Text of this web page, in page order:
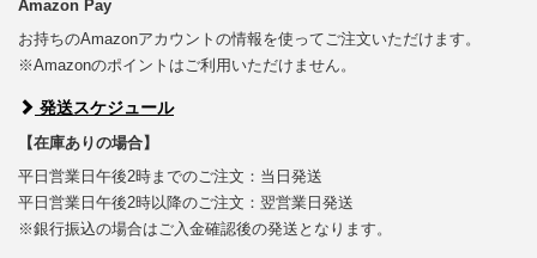
Amazon Pay
お持ちのAmazonアカウントの情報を使ってご注文いただけます。
※Amazonのポイントはご利用いただけません。
発送スケジュール
【在庫ありの場合】
平日営業日午後2時までのご注文：当日発送
平日営業日午後2時以降のご注文：翌営業日発送
※銀行振込の場合はご入金確認後の発送となります。